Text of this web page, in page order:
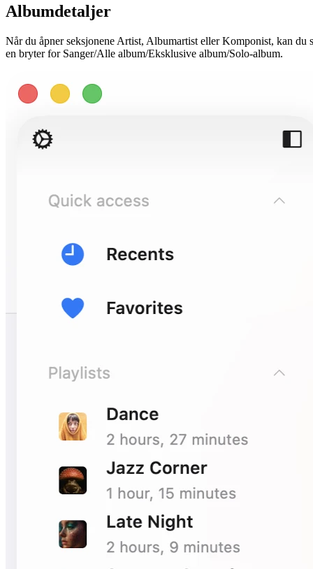
Albumdetaljer
Når du åpner seksjonene Artist, Albumartist eller Komponist, kan du
en bryter for Sanger/Alle album/Eksklusive album/Solo-album.